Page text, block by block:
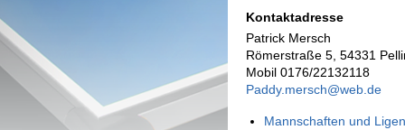
Kontaktadresse
Patrick Mersch
Römerstraße 5, 54331
Mobil 0176/22132118
Paddy.mersch@web.de
Mannschaften und